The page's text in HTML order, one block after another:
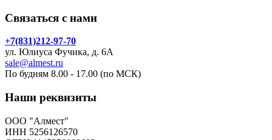
Связаться с нами
+7(831)212-97-70
ул. Юлиуса Фучика, д. 6А
sale@almest.ru
По будням 8.00 - 17.00 (по МСК)
Наши реквизиты
ООО "Алмест"
ИНН 5256126570